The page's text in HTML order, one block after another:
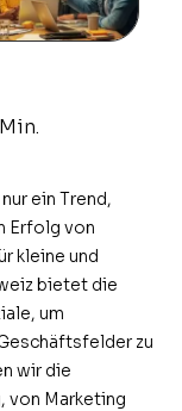
ein Trend,
Erfolg von
kleine und
bietet die
um
zu
wir die
von Marketing